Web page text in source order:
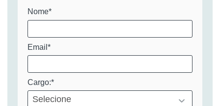
Nome*
Email*
Cargo:*